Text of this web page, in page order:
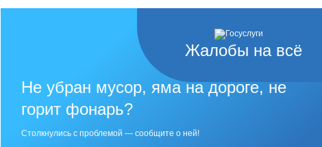
Жалобы на всё
Не убран мусор, яма на дороге, не
горит фонарь?
Столкнулись с проблемой — сообщите о ней!